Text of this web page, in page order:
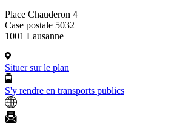
Place Chauderon 4
Case postale 5032
1001 Lausanne
Situer sur le plan
S'y rendre en transports publics